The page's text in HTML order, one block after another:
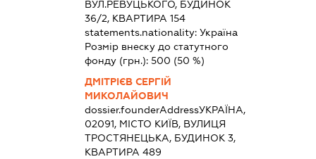
ВУЛ.РЕВУЦЬКОГО, БУДИНОК
36/2, КВАРТИРА 154
statements.nationality: Україна
Розмір внеску до статутного
фонду (грн.): 500 (50 %)
ДМІТРІЄВ СЕРГІЙ
МИКОЛАЙОВИЧ
dossier.founderAddressУКРАЇНА,
02091, МІСТО КИЇВ, ВУЛИЦЯ
ТРОСТЯНЕЦЬКА, БУДИНОК 3,
КВАРТИРА 489